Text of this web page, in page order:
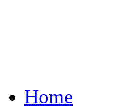
Home